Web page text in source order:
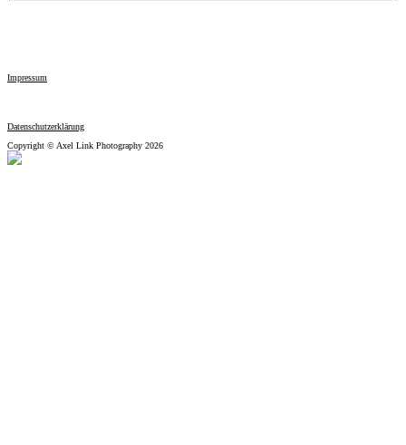
Impressum
Datenschutzerklärung
Copyright © Axel Link Photography 2026